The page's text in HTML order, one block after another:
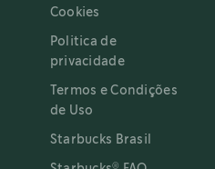
Cookies
Politica de
privacidade
Termos e Condições
de Uso
Starbucks Brasil
®